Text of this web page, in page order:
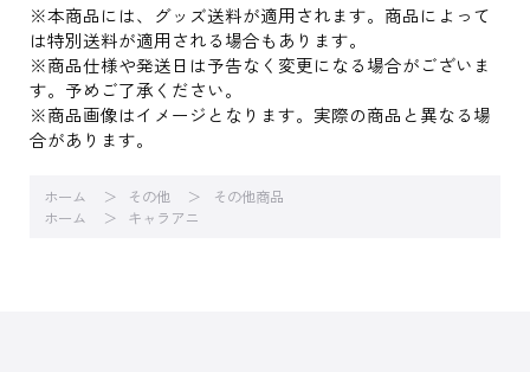
※本商品には、グッズ送料が適用されます。商品によって
は特別送料が適用される場合もあります。
※商品仕様や発送日は予告なく変更になる場合がございま
す。予めご了承ください。
※商品画像はイメージとなります。実際の商品と異なる場
合があります。
ホーム その他
その他商品
ホーム
キャラアニ